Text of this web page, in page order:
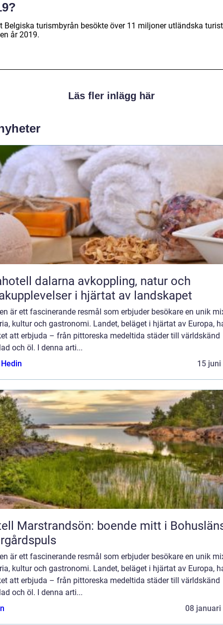
Belgiska turismbyrån besökte över 11 miljoner utländska
år 2019.
Läs fler inlägg här
dalarna avkoppling, natur och
i hjärtat av landskapet
är ett fascinerande resmål som erbjuder besökare en unik
kultur och gastronomi. Landet, beläget i hjärtat av Europa,
att erbjuda – från pittoreska medeltida städer till världskänd
och öl. I denna arti...
15 juni
Marstrandsön: boende mitt i
är ett fascinerande resmål som erbjuder besökare en unik
kultur och gastronomi. Landet, beläget i hjärtat av Europa,
att erbjuda – från pittoreska medeltida städer till världskänd
och öl. I denna arti...
08 januari